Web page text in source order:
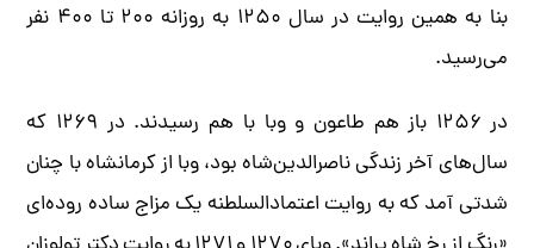
بنا به همین روایت در سال ۱۲۵۰ به روزانه ۲۰۰ تا ۴۰۰ نفر
می‌رسید.
در ۱۲۵۶ باز هم طاعون و وبا با هم رسیدند. در ۱۲۶۹ که
سال‌های آخر زندگی ناصرالدین‌شاه بود، وبا از کرمانشاه با چنان
شدتی آمد که به روایت اعتمادالسلطنه یک مزاج ساده روده‌ای